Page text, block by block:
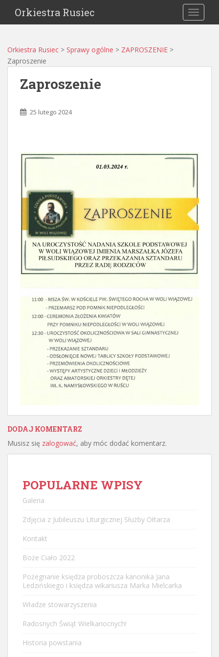
Orkiestra Rusiec
Orkiestra Rusiec > Sprawy ogólne > ZAPROSZENIE >
Zaproszenie
Zaproszenie
25 lutego 2024
DODAJ KOMENTARZ
Musisz się zalogować, aby móc dodać komentarz.
POPULARNE WPISY
Galeria
Zdjęcia z Jubileuszu Liturgicznej Służby Ołtarza
Kontakt
Boże Ciało 2022
Pożegnanie księdza proboszcza kanonika Jana
Ledzińskiego i księdza wikariusza Marka Mielcarka
Władze stowarzyszenia
Radosnych Świąt Wielkanocnych!
Historia powstania